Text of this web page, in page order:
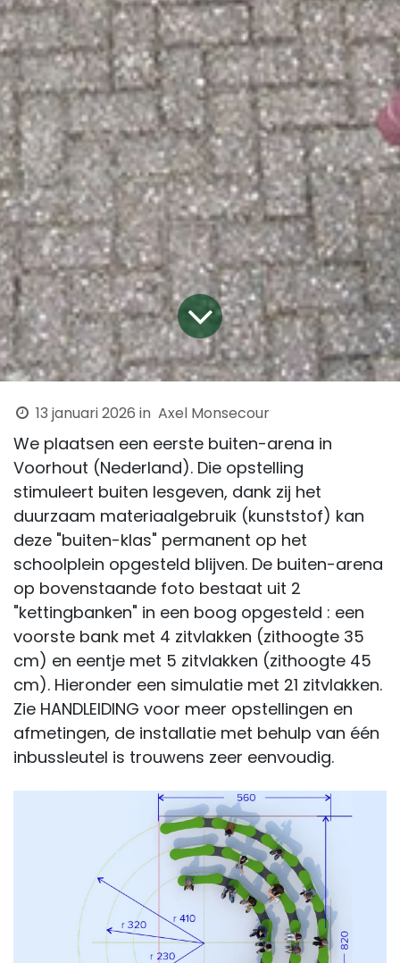
13 januari 2026 in Axel Monsecour
We plaatsen een eerste buiten-arena in
Voorhout (Nederland). Die opstelling
stimuleert buiten lesgeven, dank zij het
duurzaam materiaalgebruik (kunststof) kan
deze "buiten-klas" permanent op het
schoolplein opgesteld blijven. De buiten-arena
op bovenstaande foto bestaat uit 2
"kettingbanken" in een boog opgesteld : een
voorste bank met 4 zitvlakken (zithoogte 35
cm) en eentje met 5 zitvlakken (zithoogte 45
cm). Hieronder een simulatie met 21 zitvlakken.
Zie HANDLEIDING voor meer opstellingen en
afmetingen, de installatie met behulp van één
inbussleutel is trouwens zeer eenvoudig.